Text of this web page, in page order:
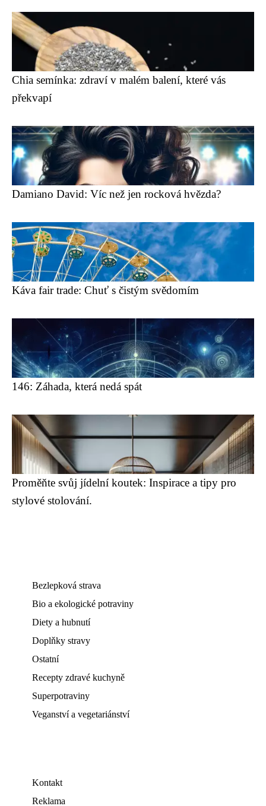
Chia semínka: zdraví v malém balení, které vás
překvapí
Damiano David: Víc než jen rocková hvězda?
Káva fair trade: Chuť s čistým svědomím
146: Záhada, která nedá spát
Proměňte svůj jídelní koutek: Inspirace a tipy pro
stylové stolování.
Bezlepková strava
Bio a ekologické potraviny
Diety a hubnutí
Doplňky stravy
Ostatní
Recepty zdravé kuchyně
Superpotraviny
Veganství a vegetariánství
Kontakt
Reklama